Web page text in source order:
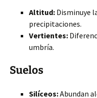
Altitud: Disminuye
precipitaciones.
Vertientes:
umbría.
Suelos
Silíceos:Abundan